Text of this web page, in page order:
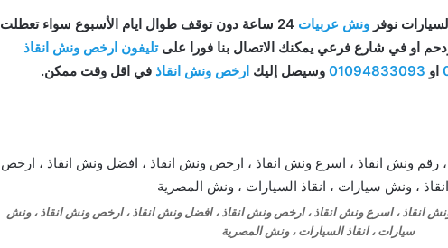
نوفر ونش عربيات
24 ساعة دون توقف طوال ايام الأسبوع سواء تعطلت
او في شارع فرعي يمكنك الاتصال بنا فورا علىتليفون ارخص ونش انقاذ
او 01094833093 وسيصل إليك ارخص ونش انقاذ في اقل وقت ممكن.
انقاذ ، اسرع ونش انقاذ ، ارخص ونش انقاذ ، افضل ونش انقاذ ، ارخص ونش انقاذ ، ونش
سيارات ، انقاذ السيارات ، ونش المصرية